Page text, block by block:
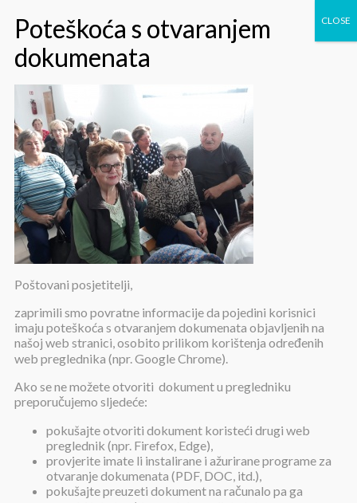
Promidžbena radionica Općina
Vladisalvci 4
Promidžbena radionica Općina
Vladisalvci 4
Objavljeno:15. studenoga 2019.
Poštovani posjetitelji,
zaprimili smo povratne informacije da pojedini korisnici
imaju poteškoća s otvaranjem dokumenata objavljenih na
našoj web stranici, osobito prilikom korištenja određenih
web preglednika (npr. Google Chrome).
Ako se ne možete otvoriti dokument u pregledniku
preporučujemo sljedeće:
pokušajte otvoriti dokument koristeći drugi web
preglednik (npr. Firefox, Edge),
provjerite imate li instalirane i ažurirane programe za
otvaranje dokumenata (PDF, DOC, itd.),
pokušajte preuzeti dokument na računalo pa ga